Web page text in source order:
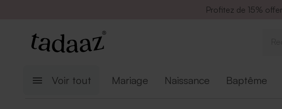
Profitez de 15%
Voir tout Mariage Naissance Baptême